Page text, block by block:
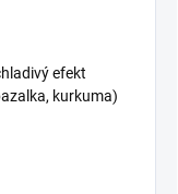
efekt
kurkuma)